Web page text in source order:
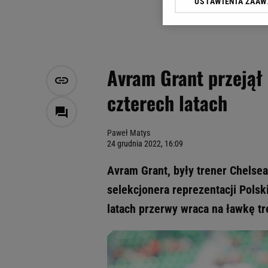
Avram Grant
czterech latach
Paweł Matys
24 grudnia 2022, 16:09
Avram Grant, były trener
selekcjonera reprezentacji
latach przerwy wraca na ławkę
Klikając „Akceptuję”
Zaufanych Partnerów i
My, nasi Zaufani
Użycie dokładnych
Przechowywanie